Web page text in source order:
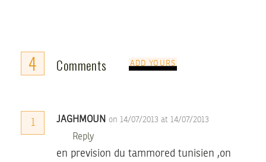
4 Comments ADD YOURS
1 JAGHMOUN on 14/07/2013 at 14/07/2013
Reply
en prevision du tammored tunisien ,on